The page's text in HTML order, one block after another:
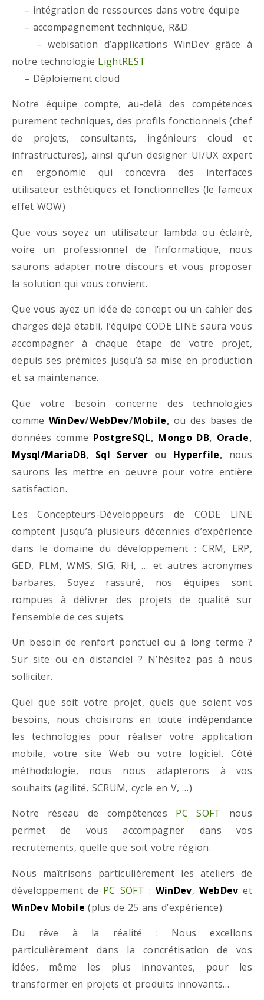
– intégration de ressources dans votre équipe
– accompagnement technique, R&D
– webisation d’applications WinDev grâce à
notre technologie LightREST
– Déploiement cloud
Notre équipe compte, au-delà des compétences
purement techniques, des profils fonctionnels (chef
de projets, consultants, ingénieurs cloud et
infrastructures), ainsi qu’un designer UI/UX expert
en ergonomie qui concevra des interfaces
utilisateur esthétiques et fonctionnelles (le fameux
effet WOW)
Que vous soyez un utilisateur lambda ou éclairé,
voire un professionnel de l’informatique, nous
saurons adapter notre discours et vous proposer
la solution qui vous convient.
Que vous ayez un idée de concept ou un cahier des
charges déjà établi, l’équipe CODE LINE saura vous
accompagner à chaque étape de votre projet,
depuis ses prémices jusqu’à sa mise en production
et sa maintenance.
Que votre besoin concerne des technologies
comme WinDev/WebDev/Mobile, ou des bases de
données comme PostgreSQL, Mongo DB, Oracle,
Mysql/MariaDB, Sql Server ou Hyperfile, nous
saurons les mettre en oeuvre pour votre entière
satisfaction.
Les Concepteurs-Développeurs de CODE LINE
comptent jusqu’à plusieurs décennies d’expérience
dans le domaine du développement : CRM, ERP,
GED, PLM, WMS, SIG, RH, … et autres acronymes
barbares. Soyez rassuré, nos équipes sont
rompues à délivrer des projets de qualité sur
l’ensemble de ces sujets.
Un besoin de renfort ponctuel ou à long terme ?
Sur site ou en distanciel ? N’hésitez pas à nous
solliciter.
Quel que soit votre projet, quels que soient vos
besoins, nous choisirons en toute indépendance
les technologies pour réaliser votre application
mobile, votre site Web ou votre logiciel. Côté
méthodologie, nous nous adapterons à vos
souhaits (agilité, SCRUM, cycle en V, …)
Notre réseau de compétences PC SOFT nous
permet de vous accompagner dans vos
recrutements, quelle que soit votre région.
Nous maîtrisons particulièrement les ateliers de
développement de PC SOFT : WinDev, WebDev et
WinDev Mobile (plus de 25 ans d’expérience).
Du rêve à la réalité : Nous excellons
particulièrement dans la concrétisation de vos
idées, même les plus innovantes, pour les
transformer en projets et produits innovants…